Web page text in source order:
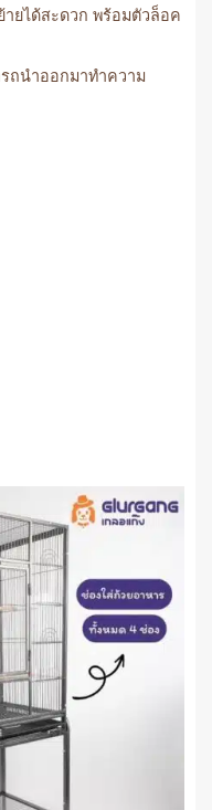
ยได้สะดวก พร้อมตัวล็อค
ถนำออกมาทำความ